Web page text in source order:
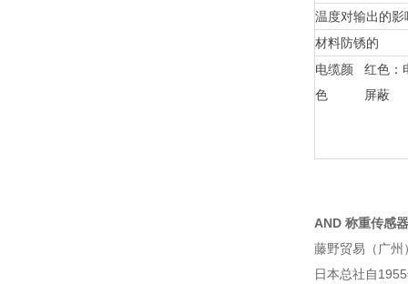
温度对输出的影
材料防锈的
电缆颜
色
红色：
屏蔽
AND 称重传感
藤野贸易（广州
日本总社自